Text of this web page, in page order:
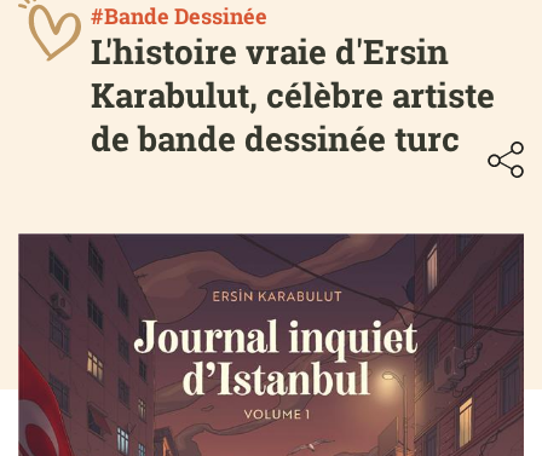
#Bande Dessinée
L'histoire vraie d'Ersin
Karabulut, célèbre artiste
de bande dessinée turc